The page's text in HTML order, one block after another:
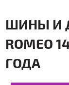
ШИНЫ И
ROMEO
ГОДА